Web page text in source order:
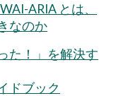
ARIA とは、
なのか
た！」を解決す
ドブック